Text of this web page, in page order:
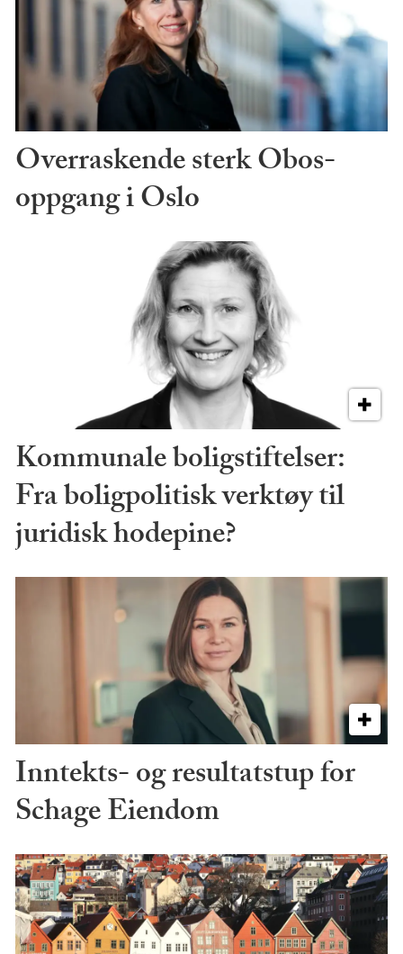
Overraskende sterk Obos-
oppgang i Oslo
Kommunale boligstiftelser:
Fra boligpolitisk verktøy til
juridisk hodepine?
Inntekts- og resultatstup for
Schage Eiendom